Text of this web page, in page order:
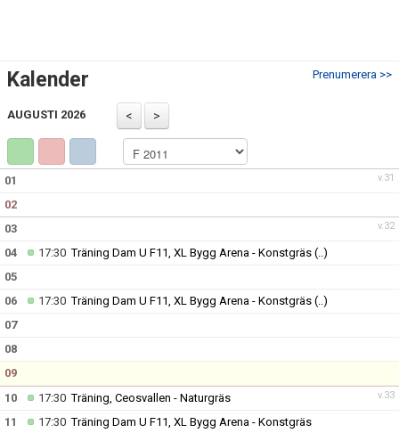
Prenumerera >>
Kalender
AUGUSTI 2026
v.31
01
02
v.32
03
04
17:30Träning Dam U F11, XL Bygg Arena - Konstgräs (..)
05
06
17:30Träning Dam U F11, XL Bygg Arena - Konstgräs (..)
07
08
09
v.33
10 17:30Träning, Ceosvallen - Naturgräs
11
17:30Träning Dam U F11, XL Bygg Arena - Konstgräs